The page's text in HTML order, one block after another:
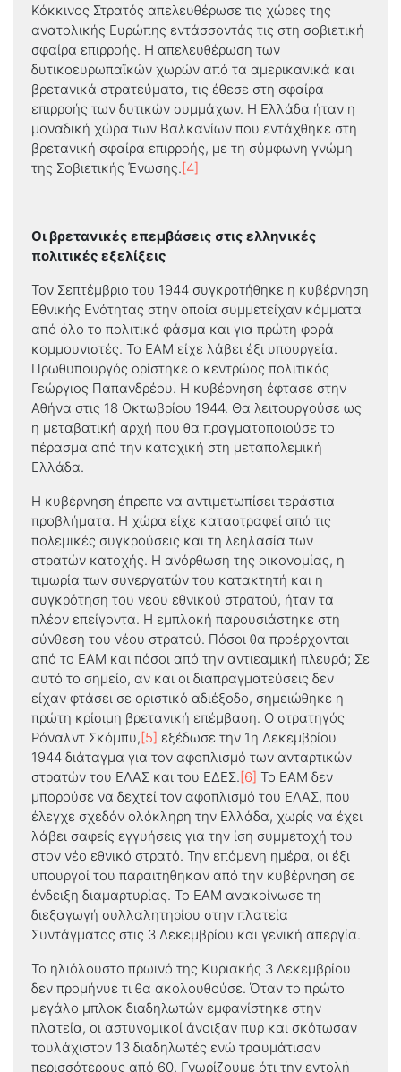
Κόκκινος Στρατός απελευθέρωσε τις χώρες της
ανατολικής Ευρώπης εντάσσοντάς τις στη σοβιετική
σφαίρα επιρροής. Η απελευθέρωση των
δυτικοευρωπαϊκών χωρών από τα αμερικανικά και
βρετανικά στρατεύματα, τις έθεσε στη σφαίρα
επιρροής των δυτικών συμμάχων. Η Ελλάδα ήταν η
μοναδική χώρα των Βαλκανίων που εντάχθηκε στη
βρετανική σφαίρα επιρροής, με τη σύμφωνη γνώμη
της Σοβιετικής Ένωσης.[4]
Οι βρετανικές επεμβάσεις στις ελληνικές
πολιτικές εξελίξεις
Τον Σεπτέμβριο του 1944 συγκροτήθηκε η κυβέρνηση
Εθνικής Ενότητας στην οποία συμμετείχαν κόμματα
από όλο το πολιτικό φάσμα και για πρώτη φορά
κομμουνιστές. Το ΕΑΜ είχε λάβει έξι υπουργεία.
Πρωθυπουργός ορίστηκε ο κεντρώος πολιτικός
Γεώργιος Παπανδρέου. Η κυβέρνηση έφτασε στην
Αθήνα στις 18 Οκτωβρίου 1944. Θα λειτουργούσε ως
η μεταβατική αρχή που θα πραγματοποιούσε το
πέρασμα από την κατοχική στη μεταπολεμική
Ελλάδα.
Η κυβέρνηση έπρεπε να αντιμετωπίσει τεράστια
προβλήματα. Η χώρα είχε καταστραφεί από τις
πολεμικές συγκρούσεις και τη λεηλασία των
στρατών κατοχής. Η ανόρθωση της οικονομίας, η
τιμωρία των συνεργατών του κατακτητή και η
συγκρότηση του νέου εθνικού στρατού, ήταν τα
πλέον επείγοντα. Η εμπλοκή παρουσιάστηκε στη
σύνθεση του νέου στρατού. Πόσοι θα προέρχονται
από το ΕΑΜ και πόσοι από την αντιεαμική πλευρά; Σε
αυτό το σημείο, αν και οι διαπραγματεύσεις δεν
είχαν φτάσει σε οριστικό αδιέξοδο, σημειώθηκε η
πρώτη κρίσιμη βρετανική επέμβαση. Ο στρατηγός
Ρόναλντ Σκόμπυ,[5] εξέδωσε την 1η Δεκεμβρίου
1944 διάταγμα για τον αφοπλισμό των ανταρτικών
στρατών του ΕΛΑΣ και του ΕΔΕΣ.[6] Το ΕΑΜ δεν
μπορούσε να δεχτεί τον αφοπλισμό του ΕΛΑΣ, που
έλεγχε σχεδόν ολόκληρη την Ελλάδα, χωρίς να έχει
λάβει σαφείς εγγυήσεις για την ίση συμμετοχή του
στον νέο εθνικό στρατό. Την επόμενη ημέρα, οι έξι
υπουργοί του παραιτήθηκαν από την κυβέρνηση σε
ένδειξη διαμαρτυρίας. Το ΕΑΜ ανακοίνωσε τη
διεξαγωγή συλλαλητηρίου στην πλατεία
Συντάγματος στις 3 Δεκεμβρίου και γενική απεργία.
Το ηλιόλουστο πρωινό της Κυριακής 3 Δεκεμβρίου
δεν προμήνυε τι θα ακολουθούσε. Όταν το πρώτο
μεγάλο μπλοκ διαδηλωτών εμφανίστηκε στην
πλατεία, οι αστυνομικοί άνοιξαν πυρ και σκότωσαν
τουλάχιστον 13 διαδηλωτές ενώ τραυμάτισαν
περισσότερους από 60. Γνωρίζουμε ότι την εντολή